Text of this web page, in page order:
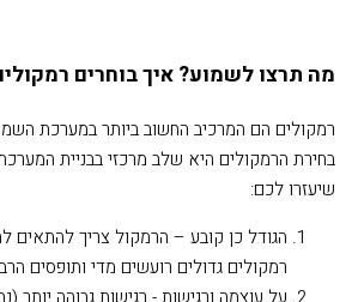
מה תרצו לשמוע? איך בוחרים
רמקולים הם המרכיב החשוב ביותר במערכת
בחירת הרמקולים היא שלב מרכזי בבניית
שיעזרו לכם:
הגודל כן קובע – הרמקול צריך להתאים
רמקולים גדולים רועשים מדי ותופסים